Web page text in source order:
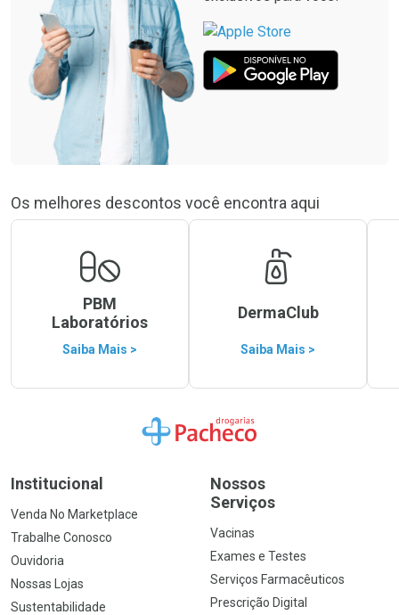
Os melhores descontos você encontra aqui
PBM
Laboratórios
Saiba Mais >
DermaClub
Saiba Mais >
Ir para a Home
Institucional
Venda No Marketplace
Trabalhe Conosco
Ouvidoria
Nossas Lojas
Sustentabilidade
Nossos
Serviços
Vacinas
Exames e Testes
Serviços Farmacêuticos
Prescrição Digital